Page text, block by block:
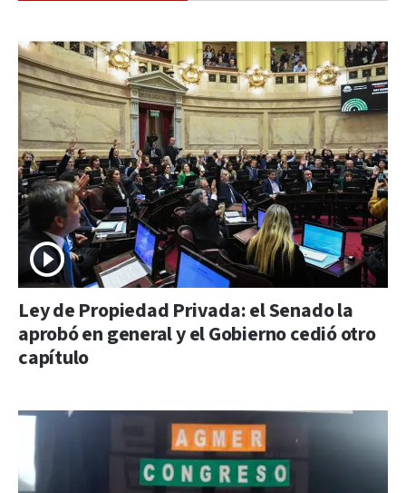
Ley de Propiedad Privada: el Senado la
aprobó en general y el Gobierno cedió otro
capítulo